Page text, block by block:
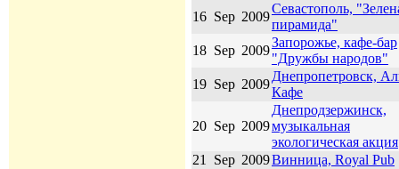
16 Sep 2009
Севастополь,
пирамида"
18 Sep 2009
Запорожье, кафе-бар
"Дружбы народов"
19 Sep 2009
Днепропетровск,
Кафе
20 Sep 2009
Днепродзержинск,
музыкальная
экологическая акция
21
Sep 2009Винница, Royal Pub